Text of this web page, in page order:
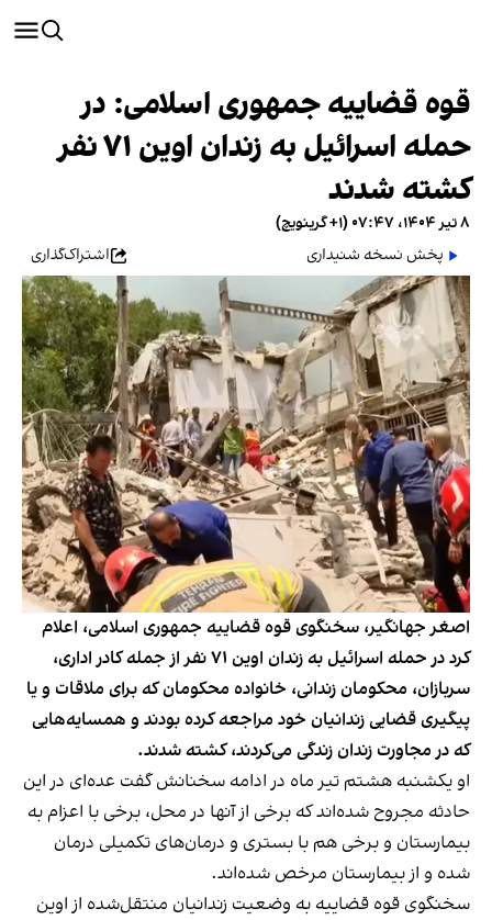
قوه قضاییه جمهوری اسلامی: در
حمله اسرائیل به زندان اوین ۷۱ نفر
کشته شدند
۸ تیر ۱۴۰۴، ۰۷:۴۷ (‎+۱ گرینویچ)
پخش نسخه شنیداری
اشتراک‌گذاری
اصغر جهانگیر، سخنگوی قوه قضاییه جمهوری اسلامی، اعلام
کرد در حمله اسرائیل به زندان اوین ۷۱ نفر از جمله کادر اداری،
سربازان، محکومان زندانی، خانواده محکومان که برای ملاقات و یا
پیگیری قضایی زندانیان خود مراجعه کرده بودند و همسایه‌هایی
که در مجاورت زندان زندگی می‌کردند، کشته شدند.
او یکشنبه هشتم تیر ماه در ادامه سخنانش گفت عده‌ای در این
حادثه مجروح شده‌اند که برخی از آنها در محل، برخی با اعزام به
بیمارستان و برخی هم با بستری و درمان‌های تکمیلی درمان
شده و از بیمارستان مرخص شده‌اند.
سخنگوی قوه قضاییه به وضعیت زندانیان منتقل‌شده از اوین